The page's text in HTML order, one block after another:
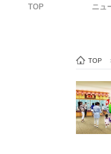
TOP ニュ
TOP